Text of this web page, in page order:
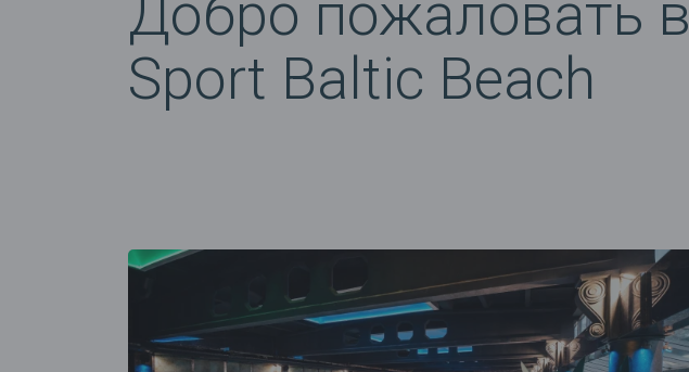
Добро пожаловать в
Sport Baltic Beach